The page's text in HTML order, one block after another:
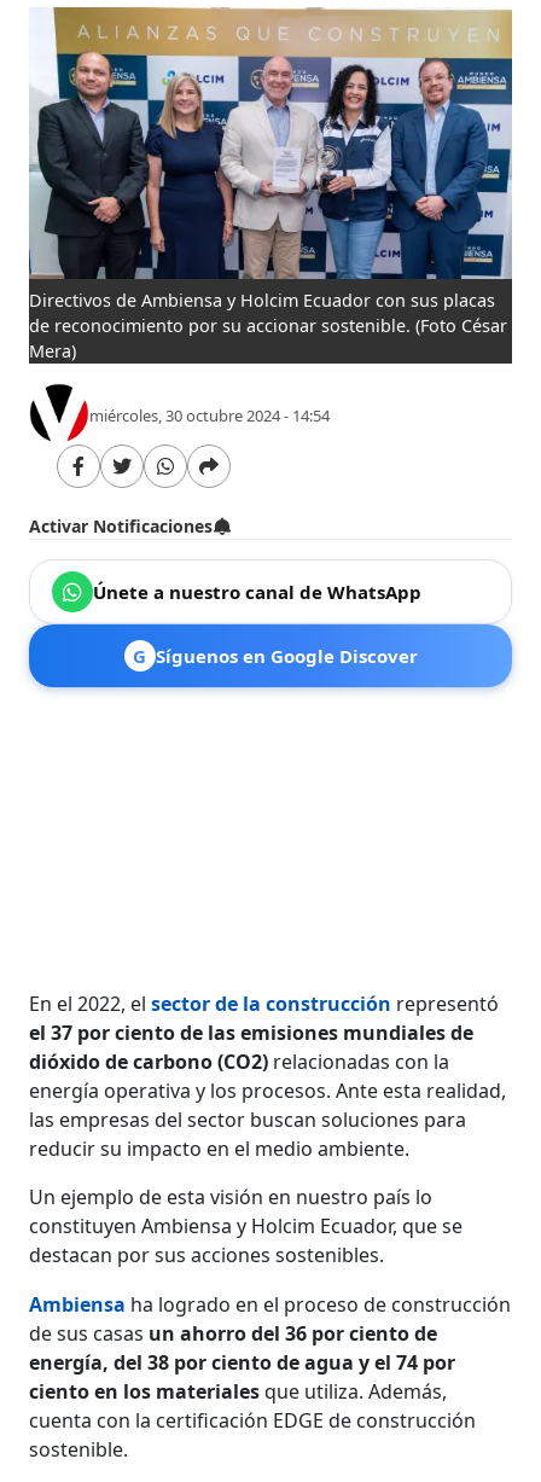
Directivos de Ambiensa y Holcim Ecuador con sus placas
de reconocimiento por su accionar sostenible. (Foto César
Mera)
miércoles, 30 octubre 2024 - 14:54
Activar Notificaciones
Únete a nuestro canal de WhatsApp
G Síguenos en Google Discover
En el 2022, elsector de la construcción representó
el 37 por ciento de las emisiones mundiales de
dióxido de carbono (CO2) relacionadas con la
energía operativa y los procesos. Ante esta realidad,
las empresas del sector buscan soluciones para
reducir su impacto en el medio ambiente.
Un ejemplo de esta visión en nuestro país lo
constituyen Ambiensa y Holcim Ecuador, que se
destacan por sus acciones sostenibles.
Ambiensa ha logrado en el proceso de construcción
de sus casas un ahorro del 36 por ciento de
energía, del 38 por ciento de agua y el 74 por
ciento en los materialesque utiliza. Además,
cuenta con la certificación EDGE de construcción
sostenible.